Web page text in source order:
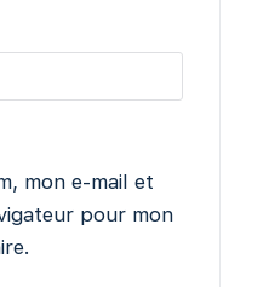
mon e-mail et
pour mon